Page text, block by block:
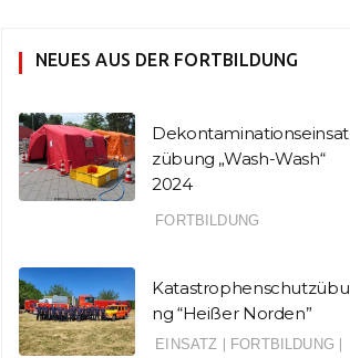
NEUES AUS DER FORTBILDUNG
Dekontaminationseinsat
zübung „Wash-Wash“
2024
FORTBILDUNG
Katastrophenschutzübu
ng “Heißer Norden”
EINSATZ | FORTBILDUNG |